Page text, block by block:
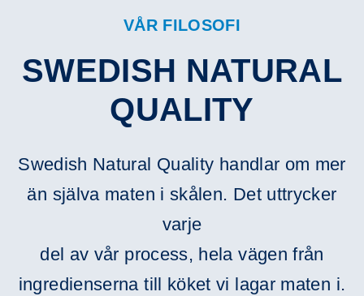
VÅR FILOSOFI
SWEDISH NATURAL
QUALITY
Swedish Natural Quality handlar om mer
än själva maten i skålen. Det uttrycker
varje
del av vår process, hela vägen från
ingredienserna till köket vi lagar maten i.